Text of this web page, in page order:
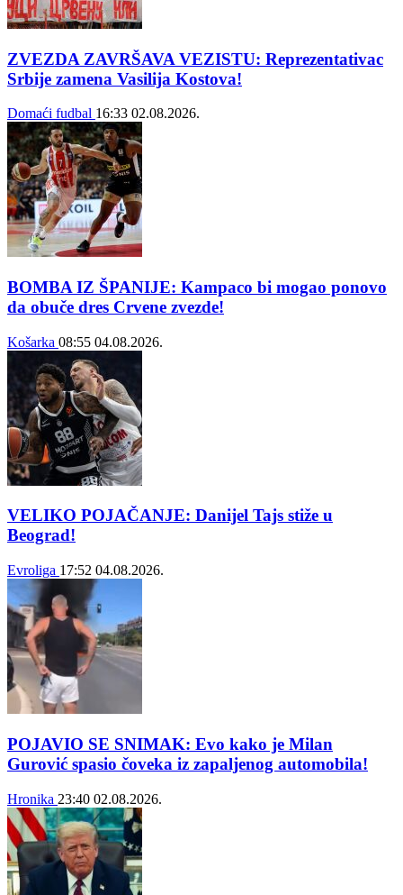
ZVEZDA ZAVRŠAVA VEZISTU: Reprezentativac
Srbije zamena Vasilija Kostova!
Domaći fudbal 16:33 02.08.2026.
BOMBA IZ ŠPANIJE: Kampaco bi mogao ponovo
da obuče dres Crvene zvezde!
Košarka 08:55 04.08.2026.
VELIKO POJAČANJE: Danijel Tajs stiže u
Beograd!
Evroliga 17:52 04.08.2026.
POJAVIO SE SNIMAK: Evo kako je Milan
Gurović spasio čoveka iz zapaljenog automobila!
Hronika 23:40 02.08.2026.